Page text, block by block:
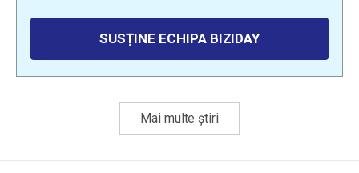
SUSȚINE ECHIPA BIZIDAY
Mai multe știri